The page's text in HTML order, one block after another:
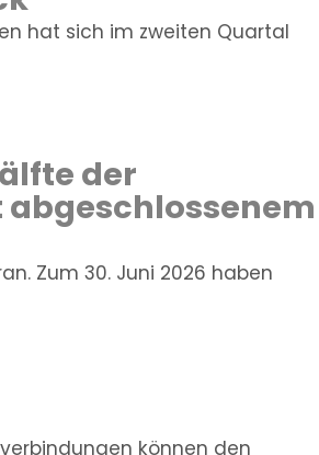
hat sich im zweiten Quartal
der
Zum 30. Juni 2026 haben
können den